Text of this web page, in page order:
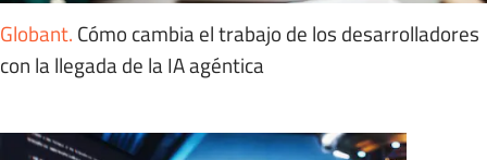
Globant. Cómo cambia el trabajo de los desarrolladores
con la llegada de la IA agéntica